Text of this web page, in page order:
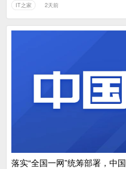
IT之家 2天前
落实“全国一网”统筹部署，中